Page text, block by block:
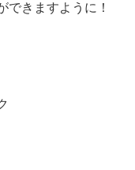
できますように！